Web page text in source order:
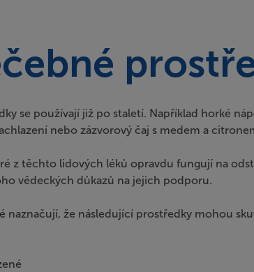
se používají již po staletí. Například horké
nebo zázvorový čaj s medem a
z těchto lidových léků opravdu fungují na
vědeckých důkazů na jejich podporu.
naznačují, že následující prostředky mohou